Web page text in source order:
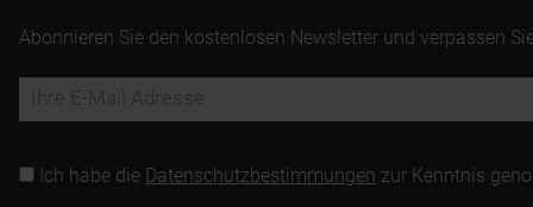
Abonnieren Sie den kostenlosen Newsletter und verpassen
Ich habe die Datenschutzbestimmungen zur Kenntnis